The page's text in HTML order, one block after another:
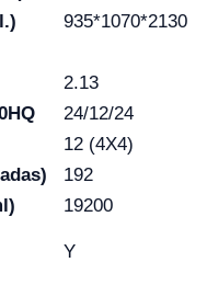
935*1070*2130
2.13
24/12/24
12 (4X4)
192
19200
Y